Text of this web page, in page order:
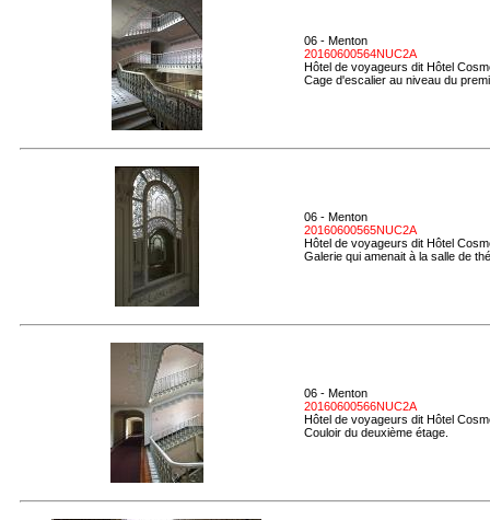
06 - Menton
20160600564NUC2A
Hôtel de voyageurs dit Hôtel
Cage d'escalier au niveau du
06 - Menton
20160600565NUC2A
Hôtel de voyageurs dit Hôtel
Galerie qui amenait à la salle de
06 - Menton
20160600566NUC2A
Hôtel de voyageurs dit Hôtel
Couloir du deuxième étage.